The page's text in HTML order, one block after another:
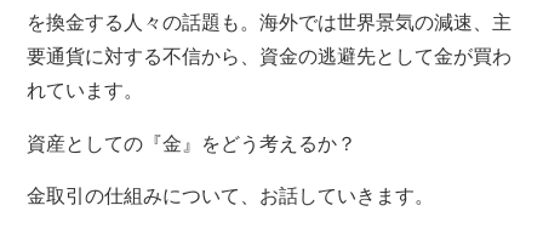
を換金する人々の話題も。海外では世界景気の減速、主
要通貨に対する不信から、資金の逃避先として金が買わ
れています。
資産としての『金』をどう考えるか？
金取引の仕組みについて、お話していきます。